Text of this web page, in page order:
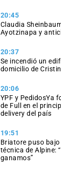
20:45
Claudia
Ayotzinapa y
20:37
Se incendió un
domicilio de
20:06
YPF y PedidosYa
de Full en el
delivery del país
19:51
Briatore puso
técnica de Alpine:
ganamos”